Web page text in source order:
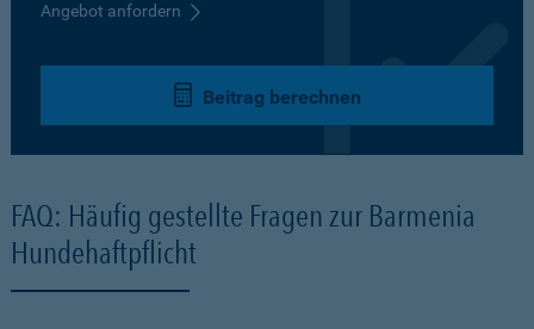
Angebot anfordern
Beitrag berechnen
FAQ: Häufig gestellte Fragen zur Barmenia
Hundehaftpflicht